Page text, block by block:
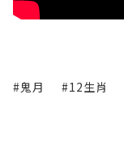
#鬼月 #12生肖